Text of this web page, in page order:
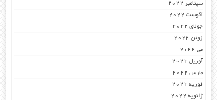
سپتامبر 2022
آگوست 2022
جولای 2022
ژوئن 2022
می 2022
آوریل 2022
مارس 2022
فوریه 2022
ژانویه 2022